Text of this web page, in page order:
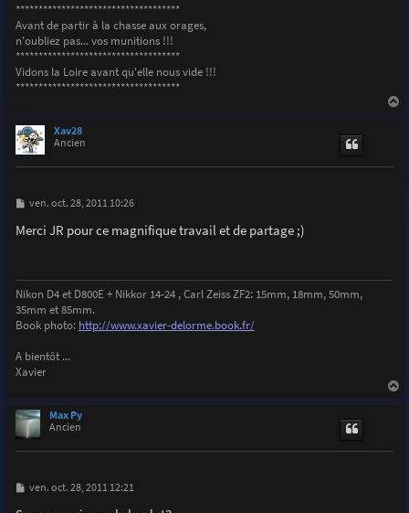
************************************
Avant de partir à la chasse aux orages,
n'oubliez pas... vos munitions !!!
************************************
Vidons la Loire avant qu'elle nous vide !!!
************************************
Xav28
Ancien
M
s
s
ven. oct. 28, 2011 10:26
Merci JR pour ce magnifique travail et de partage ;)
Nikon D4 et D800E + Nikkor 14-24 , Carl Zeiss ZF2: 15mm, 18mm, 50mm,
35mm et 85mm.
Book photo: http://www.xavier-delorme.book.fr/
A bientôt ...
Xavier
Max Py
Ancien
M
ven. oct. 28, 2011 12:21